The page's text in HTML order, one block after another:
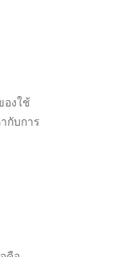
องใช้
กับการ